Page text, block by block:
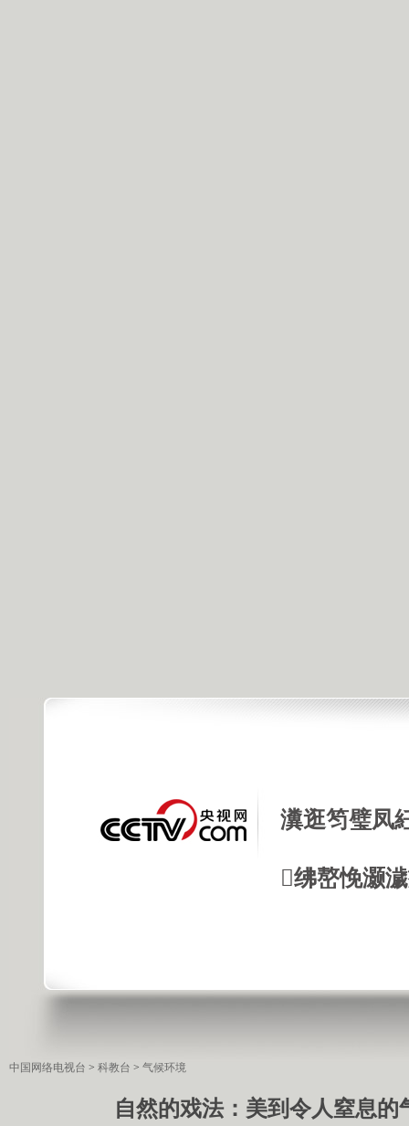
瀵逛笉璧凤
绋嶅悗灏
中国网络电视台 > 科教台 > 气候环境
自然的戏法：美到令人窒息的